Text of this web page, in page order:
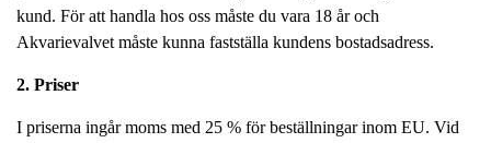
kund. För att handla hos oss måste du vara 18 år och
Akvarievalvet måste kunna fastställa kundens bostadsadress.
2. Priser
I priserna ingår moms med 25 % för beställningar inom EU. Vid